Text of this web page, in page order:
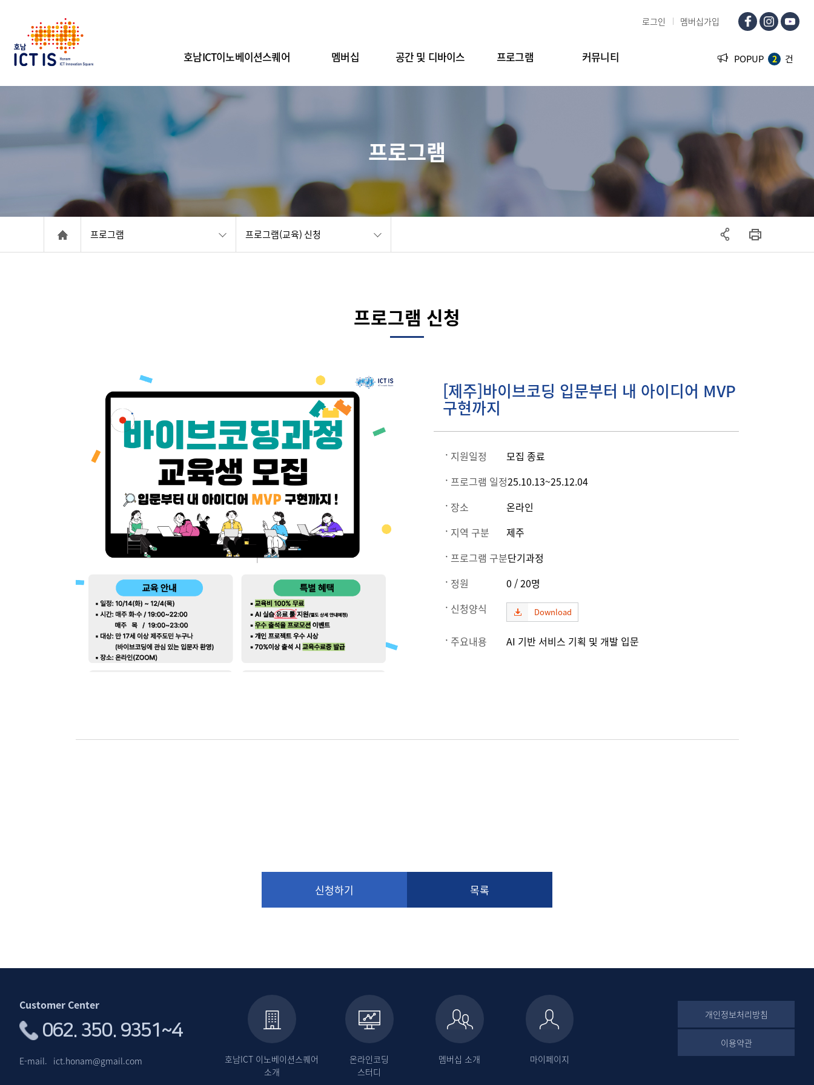
호남ICT이노베이션스퀘어 멤버십 공간 및 디바이스 프로그램 커뮤니티
로그인 멤버십가입
POPUP 2 건
프로그램
프로그램 프로그램(교육) 신청
프로그램 신청
[제주]바이브코딩 입문부터 내 아이디어 MVP
구현까지
지원일정
모집 종료
프로그램 일정25.10.13~25.12.04
장소
온라인
지역 구분
제주
프로그램 구분단기과정
정원
0 / 20명
신청양식
Download
주요내용 AI 기반 서비스 기획 및 개발 입문
신청하기 목록
호남ICT 이노베이션스퀘어
소개
온라인코딩
스터디
멤버십 소개 마이페이지
Customer Center
062. 350. 9351~4
E-mail. ict.honam@gmail.com
개인정보처리방침
이용약관